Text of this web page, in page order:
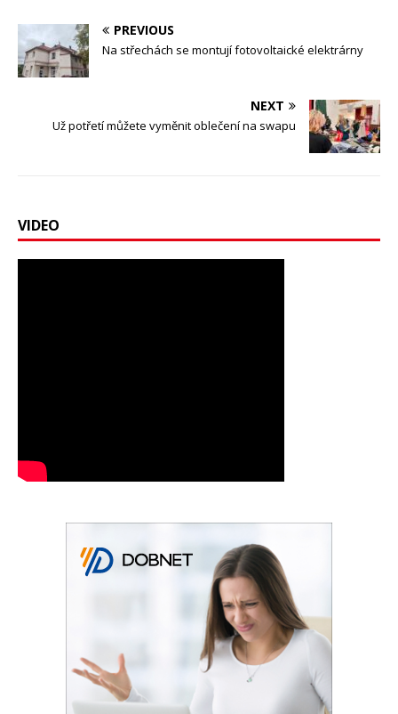
PREVIOUS
Na střechách se montují fotovoltaické elektrárny
NEXT
Už potřetí můžete vyměnit oblečení na swapu
VIDEO